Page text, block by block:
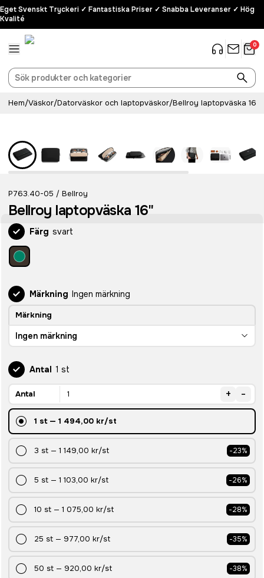
Eget Svenskt Tryckeri ✓ Fantastiska Priser ✓ Snabba Leveranser ✓ Hög
Kvalité
0
Hem/Väskor/Datorväskor och laptopväskor/Bellroy laptopväska 16"
P763.40-05 / Bellroy
Bellroy laptopväska 16"
Färg svart
Märkning Ingen märkning
Märkning
Ingen märkning
Antal 1 st
Antal + -
1 st— 1 494,00 kr/st
3 st — 1 149,00 kr/st -23%
5 st — 1 103,00 kr/st -26%
10 st — 1 075,00 kr/st -28%
25 st — 977,00 kr/st -35%
50 st — 920,00 kr/st -38%